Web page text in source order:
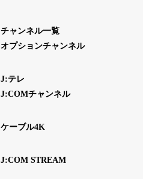
チャンネル一覧
オプションチャンネル
J:テレ
J:COMチャンネル
ケーブル4K
J:COM STREAM